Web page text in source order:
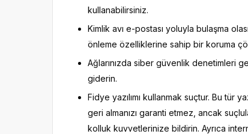
kullanabilirsiniz.
Kimlik avı e-postası yoluyla bulaşma
önleme özelliklerine sahip bir koruma
Ağlarınızda siber güvenlik denetimleri
giderin.
Fidye yazılımı kullanmak suçtur. Bu tür
geri almanızı garanti etmez, ancak
kolluk kuvvetlerinize bildirin. Ayrıca